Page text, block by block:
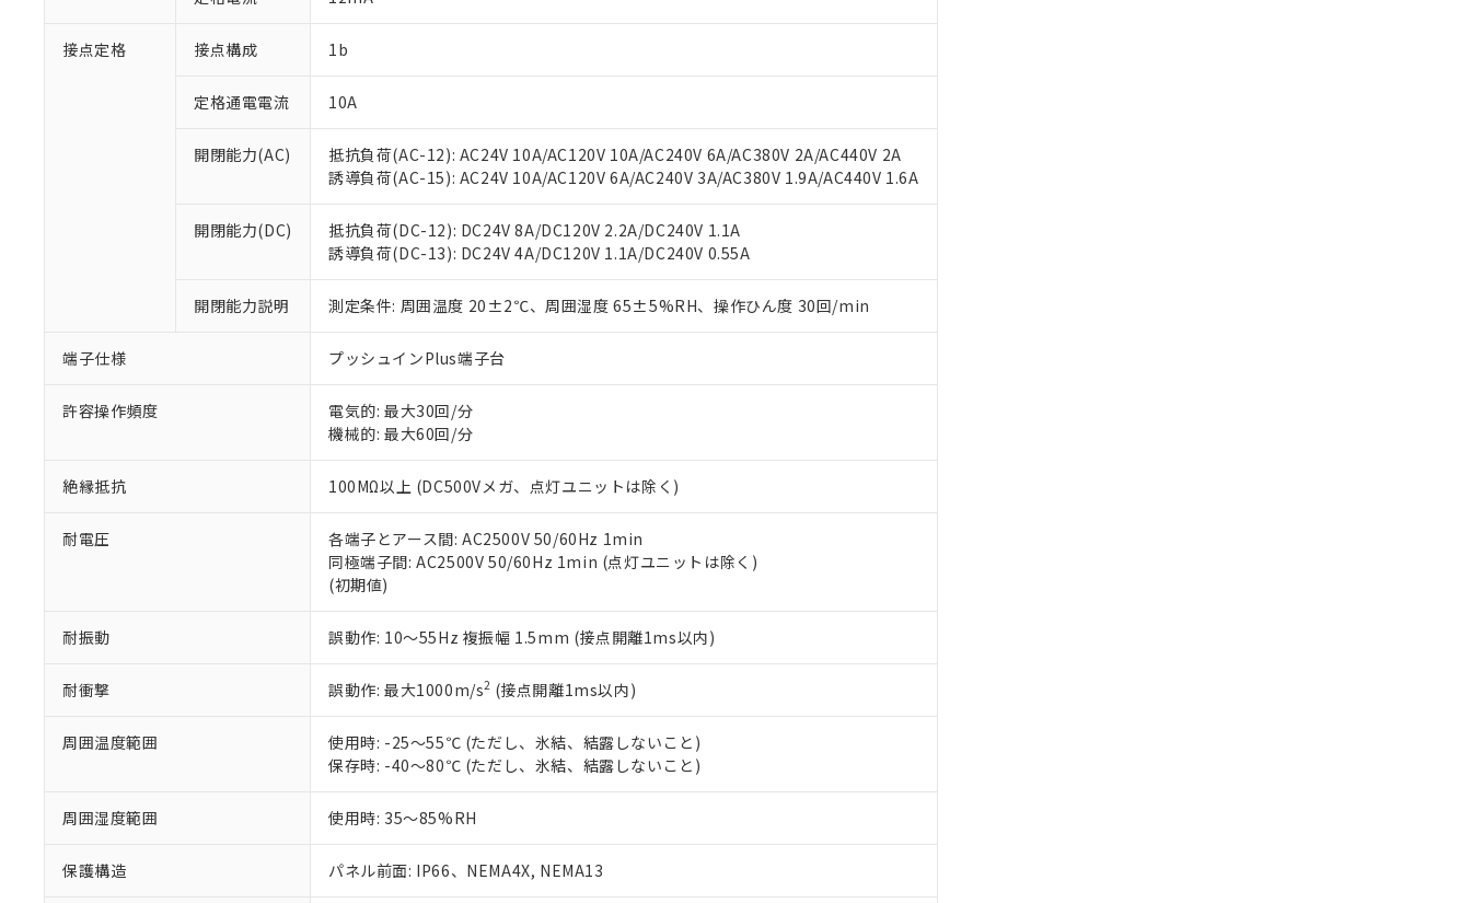
接点定格 接点構成 1b
定格通電電流 10A
開閉能力(AC)
抵抗負荷(AC-12): AC24V 10A/AC120V 10A/AC240V 6A/AC380V 2A/AC440V 2A
誘導負荷(AC-15): AC24V 10A/AC120V 6A/AC240V 3A/AC380V 1.9A/AC440V 1.6A
開閉能力(DC)
抵抗負荷(DC-12): DC24V 8A/DC120V 2.2A/DC240V 1.1A
誘導負荷(DC-13): DC24V 4A/DC120V 1.1A/DC240V 0.55A
開閉能力説明 測定条件: 周囲温度 20±2℃、周囲湿度 65±5%RH、操作ひん度 30回/min
端子仕様 プッシュインPlus端子台
許容操作頻度
電気的: 最大30回/分
機械的: 最大60回/分
絶縁抵抗 100MΩ以上 (DC500Vメガ、点灯ユニットは除く)
耐電圧
各端子とアース間: AC2500V 50/60Hz 1min
同極端子間: AC2500V 50/60Hz 1min (点灯ユニットは除く)
(初期値)
耐振動 誤動作: 10～55Hz 複振幅 1.5mm (接点開離1ms以内)
耐衝撃 誤動作: 最大1000m/s2 (接点開離1ms以内)
周囲温度範囲
使用時: -25～55℃ (ただし、氷結、結露しないこと)
保存時: -40～80℃ (ただし、氷結、結露しないこと)
周囲湿度範囲 使用時: 35～85%RH
保護構造 パネル前面: IP66、NEMA4X, NEMA13
本サービスは、当社制御機器事業取扱商品の当社在庫状況および標準価格(税抜)を提供させていただ
当社制御機器事業取扱商品の中には、本サービスの対象外となる商品もあることをご了承ください。
い。
正式な納期状況および標準価格はお客様のお取引先、またはお客様担当のオムロン制御機器販売店・
当社販売員にご相談ください。
在庫状況および標準価格結果を当社の事前の承諾なく第三者に漏洩または開示しないようお願いしま
す。
マイパーツ機能（部品リスト作成サービス）をご利用いただくには、I-Webメンバーズにご登録され
ている必要があります。
お客様が当ウェブサイト上で当社にご登録された部品リストについて、当社および当社の共同利用者
が、当社の製品・サービスに関するお客様との取引・商談に必要な範囲で利用することをご了承くだ
いる法人を指します。
*EU RoHS指令（10物質）：
フタル酸ビス(2-エチルヘキシル) (DEHP)(別名：DOP) 1000ppm以下、フタル酸ブチルベンジル（BBP） 1000ppm以下、フタル酸ジブチ
ル（DBP） 1000ppm以下、フタル酸ジイソブチル (DIBP) 1000ppm以下
但し、RoHS指令で産業用監視および制御機器に対する適用除外項目は除く。
フタル酸エステル類の４物質については閾値を超える意図的な使用がないことを確認しています。
※2 対応予定月
部品在庫の切り替え状況などにより、予定月が前後することがあります。
※3 非含有証明書ダウンロード
EU RoHS指令（10物質）の非含有証明書
51物質の非含有証明書（当社基準）
※本証明書は発行日時点で非含有を証明するもので、過去に遡って非含有を証明するものではありません。
また、RoHS指令のフタル酸エステル類４物質の対応では、対応完了までの期間は出荷製品に未対応品が
混在することから備考欄に対応日を記載しておりました。
既に当社にて対応品への在庫切替を完了していることから、特段のことがない限り、2022年1月12日よ
り割愛しております。
「×」：最大均質材料含有率が中国RoHSの基準値を超えていることを示します。
Pb(鉛) :1000ppm、 Hg(水銀) : 1000ppm、 Cd(カドミウム) : 100ppm、
DEHP(フタル酸ビス(2-エチルヘキシル)) : 1000ppm
※2 環境保護使用期限
「ｅ」：有害物質（10物質）のすべてが基準値以下であることを示します。
味します。
「－」：未確認です。当社販売部門へお問い合わせください。
当社は、これら貴社製品のうち、外国為替および外国貿易法に定める商品（以下｢規制貨物等」とい
などの必要な手続きをとります。
ます。
当社は貴社製品を、核兵器、ミサイル、化学兵器、生物兵器またはその他武器並びにこれらの製造装
置等に一切使用いたしません。
当社は、貴社製品を第三者に販売する場合は、上記1、2および3の内容を当該第三者に通知します。
たしません。
△ 一定数には満たないが在庫あり
－
在庫なし(最新の在庫状況については、お客様のお取引先、またはお客様担当のオムロン制御
機器販売店・当社販売員にご確認ください)
空
受注生産機種、また在庫状況の情報を公開していない機種